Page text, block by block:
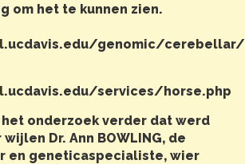
om het te kunnen zien.
genomic/cerebellar/
services/horse.php
het onderzoek verder dat werd
Dr. Ann BOWLING, de
en geneticaspecialiste, wier